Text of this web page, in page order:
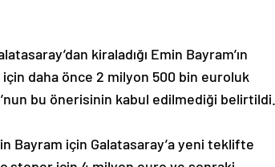
kiraladığı Emin Bayram’ın
daha önce 2 milyon 500 bin euroluk
bu önerisinin kabul edilmediği belirtildi.
Bayram için Galatasaray’a yeni teklifte